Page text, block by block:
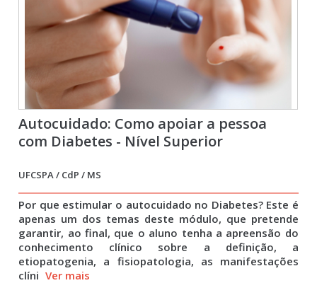
Autocuidado: Como apoiar a pessoa
com Diabetes - Nível Superior
UFCSPA / CdP / MS
Por que estimular o autocuidado no Diabetes? Este é
apenas um dos temas deste módulo, que pretende
garantir, ao final, que o aluno tenha a apreensão do
conhecimento clínico sobre a definição, a
etiopatogenia, a fisiopatologia, as manifestações
clíni Ver mais